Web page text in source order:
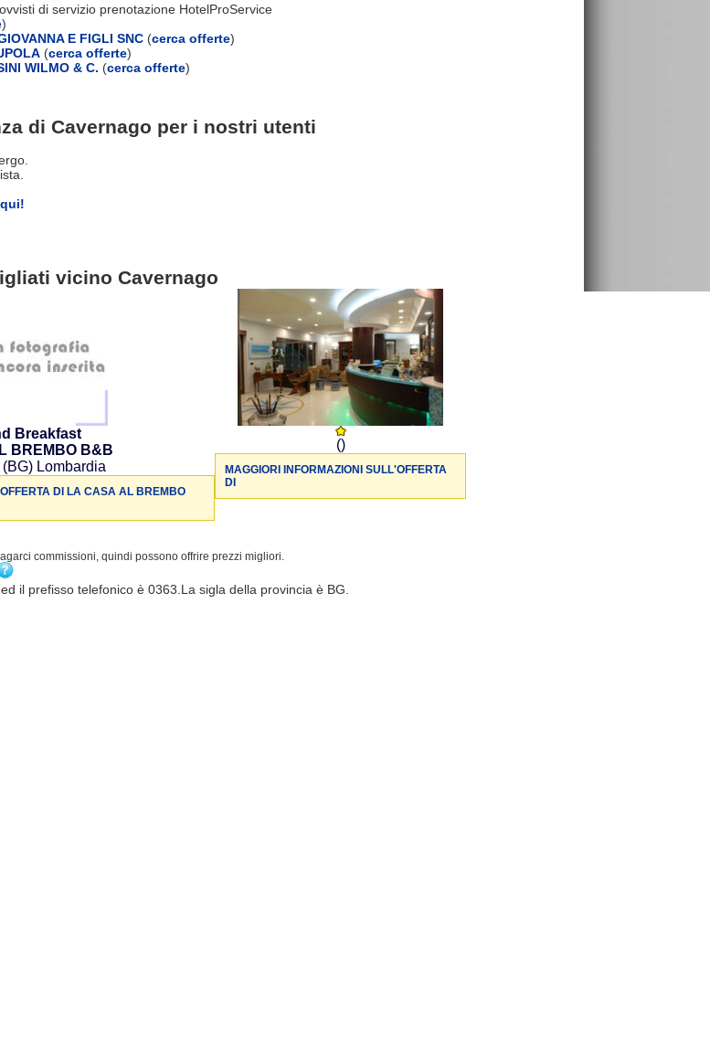
di servizio prenotazione HotelProService
)
E FIGLI SNC (cerca offerte)
(cerca offerte)
WILMO & C. (cerca offerte)
di Cavernago per i nostri utenti
vicino Cavernago
Breakfast
BREMBO B&B
Lombardia
DI LA CASA AL BREMBO
()
MAGGIORI INFORMAZIONI SULL'OFFERTA
DI
commissioni, quindi possono offrire prezzi migliori.
il prefisso telefonico è 0363.La sigla della provincia è BG.